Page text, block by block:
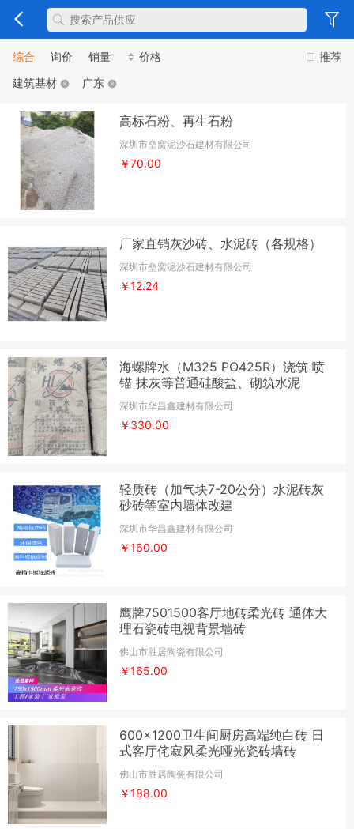
推荐
综合 询价 销量
价格
建筑基材
广东
高标石粉、再生石粉
深圳市垒窝泥沙石建材有限公司
￥70.00
厂家直销灰沙砖、水泥砖（各规格）
深圳市垒窝泥沙石建材有限公司
￥12.24
海螺牌水（M325 PO425R）浇筑 喷
锚 抹灰等普通硅酸盐、砌筑水泥
深圳市华昌鑫建材有限公司
￥330.00
轻质砖（加气块7-20公分）水泥砖灰
砂砖等室内墙体改建
深圳市华昌鑫建材有限公司
￥160.00
鹰牌7501500客厅地砖柔光砖 通体大
理石瓷砖电视背景墙砖
佛山市胜居陶瓷有限公司
￥165.00
600x1200卫生间厨房高端纯白砖 日
式客厅侘寂风柔光哑光瓷砖墙砖
佛山市胜居陶瓷有限公司
￥188.00